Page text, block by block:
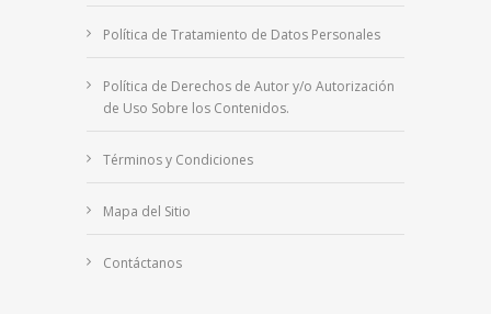
Política de Tratamiento de Datos Personales
Política de Derechos de Autor y/o Autorización
de Uso Sobre los Contenidos.
Términos y Condiciones
Mapa del Sitio
Contáctanos